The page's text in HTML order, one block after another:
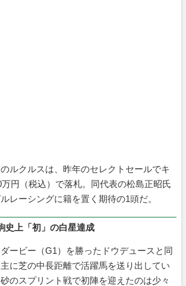
ルクルスは、昨年のセレクトセールでキ
円（税込）で落札。同代表の松島正昭氏
レーシングに籍を置く期待の1頭だ。
史上「初」の白星達成
ービー（G1）を勝ったドウデュースと同
に芝の中長距離で活躍馬を送り出してい
のスプリント戦で初陣を迎えたのは少々